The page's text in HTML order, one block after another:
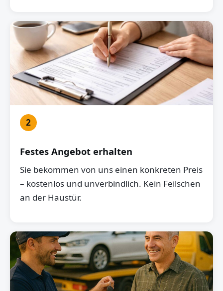
2
Festes Angebot erhalten
Sie bekommen von uns einen konkreten Preis
– kostenlos und unverbindlich. Kein Feilschen
an der Haustür.